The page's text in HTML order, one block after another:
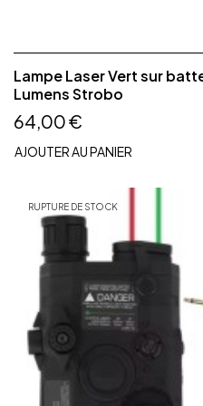
Lampe Laser Vert sur
Lumens Strobo
64,00 €
AJOUTER AU PANIER
RUPTURE DE STOCK